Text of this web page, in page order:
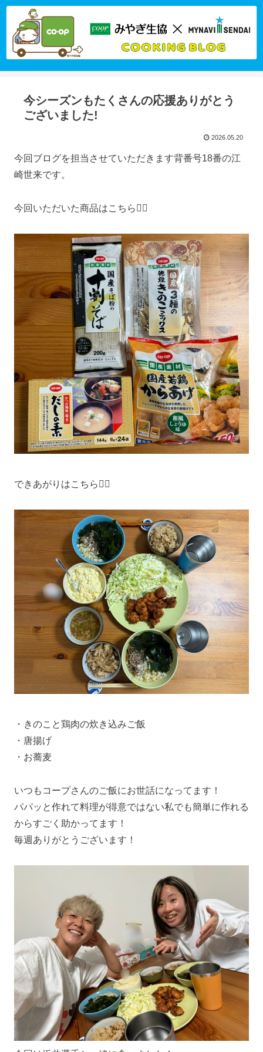
今シーズンもたくさんの応援ありがとう
ございました!
2026.05.20
今回ブログを担当させていただきます背番号18番の江
崎世来です。
今回いただいた商品はこちら💁‍♀️
できあがりはこちら💁‍♀️
・きのこと鶏肉の炊き込みご飯
・唐揚げ
・お蕎麦
いつもコープさんのご飯にお世話になってます！
パパッと作れて料理が得意ではない私でも簡単に作れる
からすごく助かってます！
毎週ありがとうございます！